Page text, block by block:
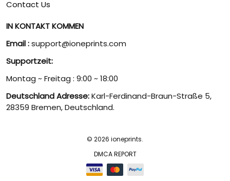
Contact Us
IN KONTAKT KOMMEN
Email :support@ioneprints.com
Supportzeit:
Montag ~ Freitag : 9:00 ~ 18:00
Deutschland Adresse:Karl-Ferdinand-Braun-Straße 5,
28359 Bremen, Deutschland.
© 2026 ioneprints.
DMCA REPORT